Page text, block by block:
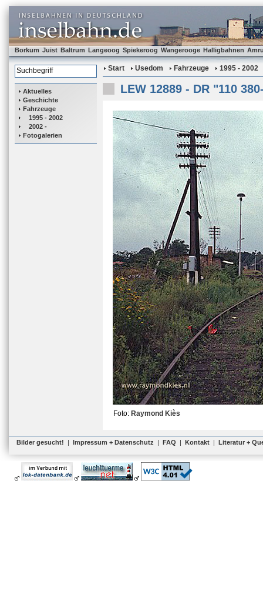
Borkum Juist Baltrum Langeoog Spiekeroog Wangerooge Halligbahnen
Aktuelles
Geschichte
Fahrzeuge
1995 - 2002
2002 -
Fotogalerien
Start Usedom Fahrzeuge 1995 - 2002
LEW 12889 - DR "110
Foto: Raymond Kiès
Bilder gesucht! | Impressum + Datenschutz | FAQ | Kontakt | Literatur +